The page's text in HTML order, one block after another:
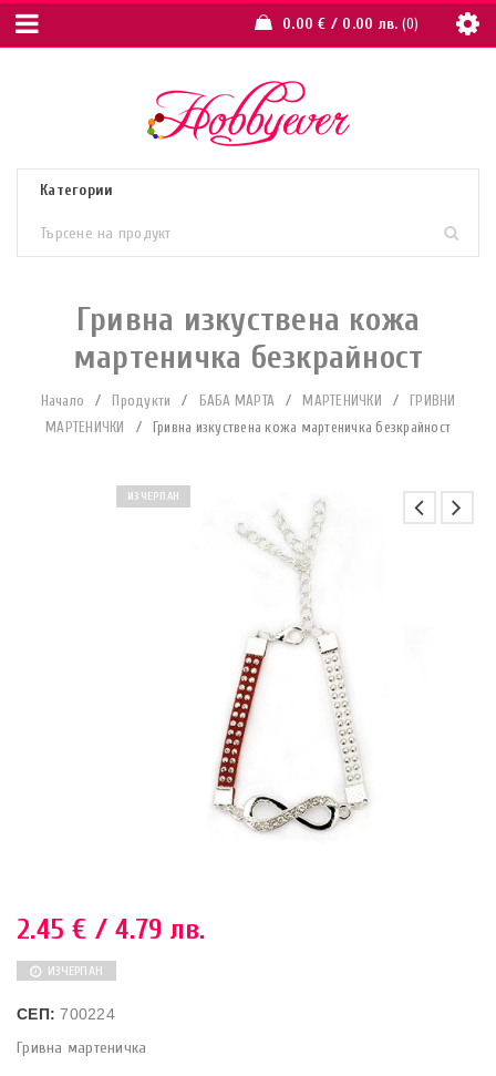
0.00€ / 0.00 лв. 0
Гривна изкуствена кожа
мартеничка безкрайност
Начало / Продукти / БАБА МАРТА / МАРТЕНИЧКИ /
ГРИВНИ
МАРТЕНИЧКИ
/ Гривна изкуствена кожа мартеничка безкрайност
ИЗЧЕРПАН
2.45€ / 4.79 лв.
ИЗЧЕРПАН
СЕП:700224
Гривна мартеничка